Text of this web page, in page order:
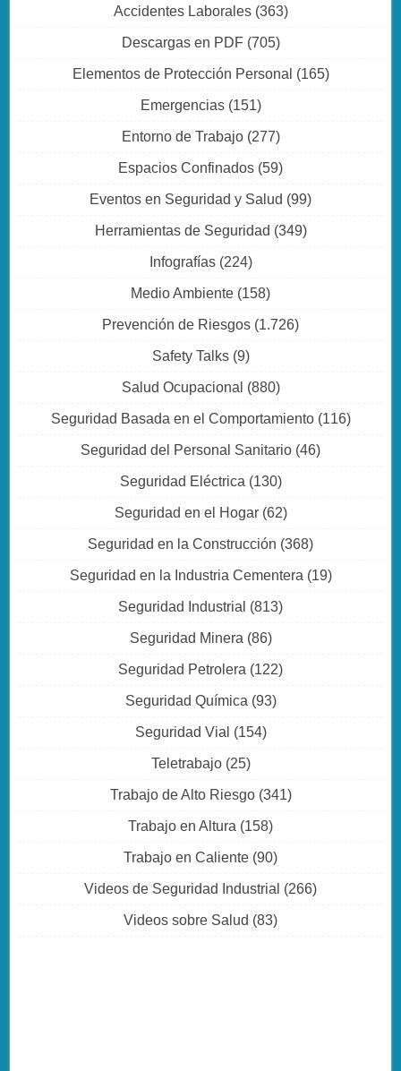
Accidentes Laborales(363)
Descargas en PDF (705)
Elementos de Protección Personal (165)
Emergencias(151)
Entorno de Trabajo(277)
Espacios Confinados (59)
Eventos en Seguridad y Salud (99)
Herramientas de Seguridad (349)
Infografías(224)
Medio Ambiente (158)
Prevención de Riesgos (1.726)
Safety Talks(9)
Salud Ocupacional (880)
Seguridad Basada en el Comportamiento(116)
Seguridad del Personal Sanitario (46)
Seguridad Eléctrica(130)
Seguridad en el Hogar(62)
Seguridad en la Construcción (368)
Seguridad en la Industria Cementera(19)
Seguridad Industrial (813)
Seguridad Minera(86)
Seguridad Petrolera (122)
Seguridad Química(93)
Seguridad Vial (154)
Teletrabajo(25)
Trabajo de Alto Riesgo(341)
Trabajo en Altura (158)
Trabajo en Caliente (90)
Videos de Seguridad Industrial (266)
Videos sobre Salud (83)